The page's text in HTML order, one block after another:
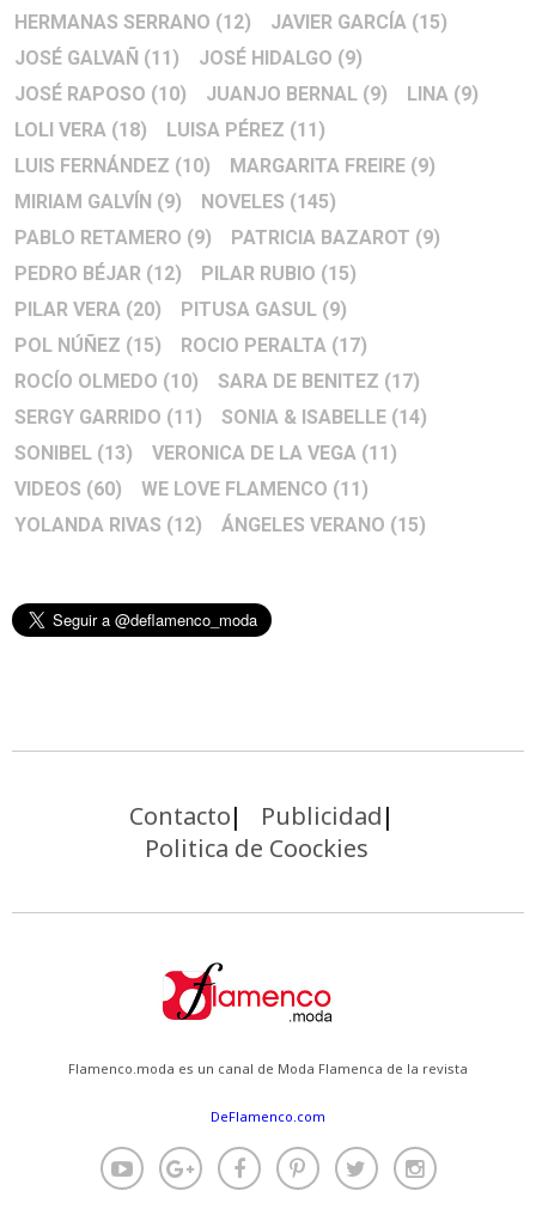
HERMANAS SERRANO (12) JAVIER GARCÍA (15)
JOSÉ GALVAÑ (11) JOSÉ HIDALGO (9)
JOSÉ RAPOSO (10) JUANJO BERNAL (9) LINA (9)
LOLI VERA (18) LUISA PÉREZ (11)
LUIS FERNÁNDEZ (10) MARGARITA FREIRE (9)
MIRIAM GALVÍN (9) NOVELES (145)
PABLO RETAMERO (9) PATRICIA BAZAROT (9)
PEDRO BÉJAR (12) PILAR RUBIO (15)
PILAR VERA (20) PITUSA GASUL (9)
POL NÚÑEZ (15) ROCIO PERALTA (17)
ROCÍO OLMEDO (10) SARA DE BENITEZ (17)
SERGY GARRIDO (11) SONIA & ISABELLE (14)
SONIBEL (13) VERONICA DE LA VEGA (11)
VIDEOS (60) WE LOVE FLAMENCO (11)
YOLANDA RIVAS (12) ÁNGELES VERANO (15)
Contacto
Publicidad
Politica de Coockies
Flamenco.moda es un canal de Moda Flamenca de la revista
DeFlamenco.com